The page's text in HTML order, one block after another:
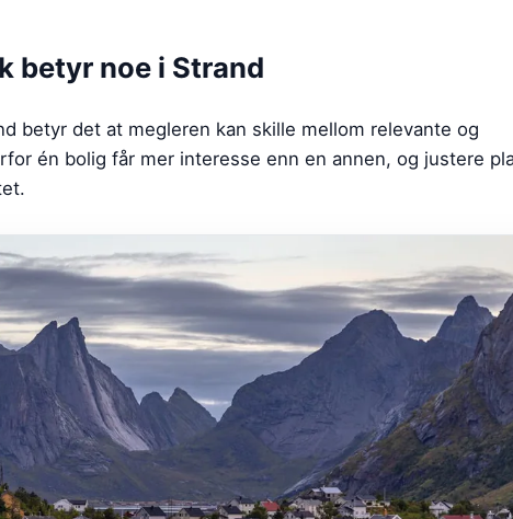
betyr noe i Strand
betyr det at megleren kan skille mellom relevante og
én bolig får mer interesse enn en annen, og justere